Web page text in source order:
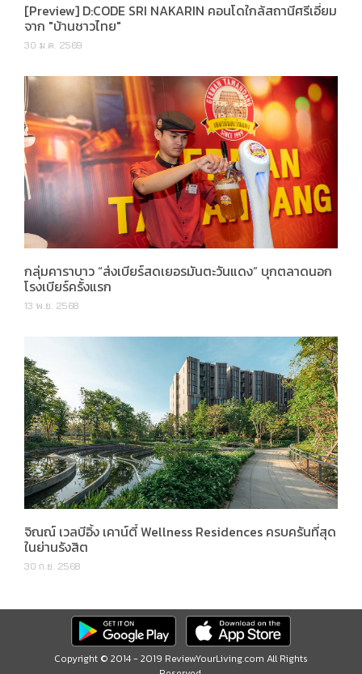
[Preview] D:CODE SRI NAKARIN คอนโดใกล้สถานีศรีเอี่ยม
จาก "บ้านชาวไทย"
30 ม.ค. 2569
กลุ่มคาราบาว “ส่งเบียร์สดเยอรมันตะวันแดง” บุกตลาดนอก
โรงเบียร์ครั้งแรก
13 พ.ย. 2568
จิณณ์ เวลบีอิ้ง เคาน์ตี้ Wellness Residences ครบครันที่สุด
ในย่านรังสิต
30 ก.ย. 2568
Copyright © 2014 - 2019 ReviewYourLiving.com All Rights